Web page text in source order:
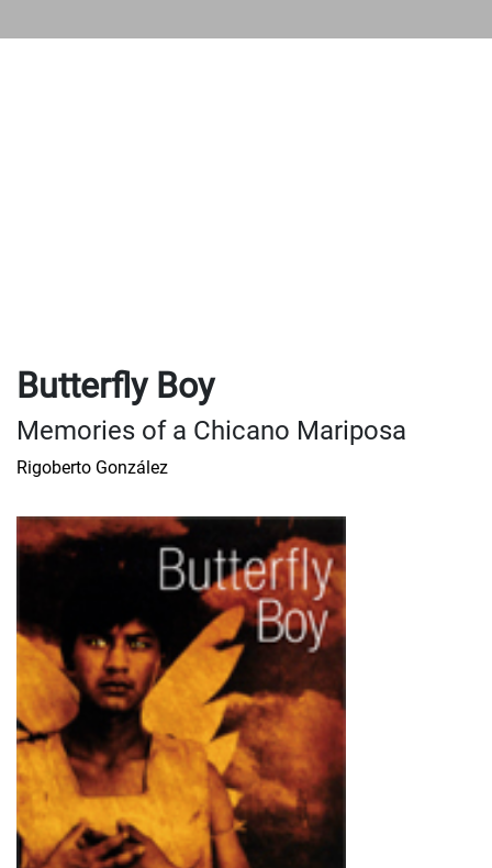
Butterfly Boy
Memories of a Chicano Mariposa
Rigoberto González